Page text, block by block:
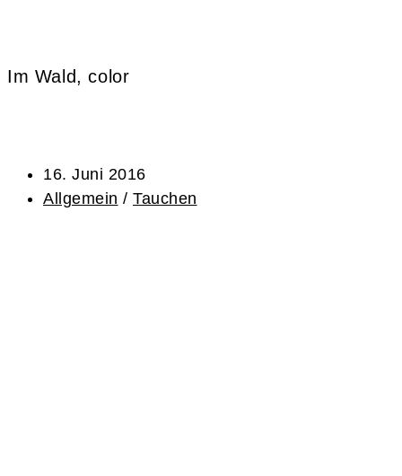
Im Wald, color
16. Juni 2016
Allgemein / Tauchen